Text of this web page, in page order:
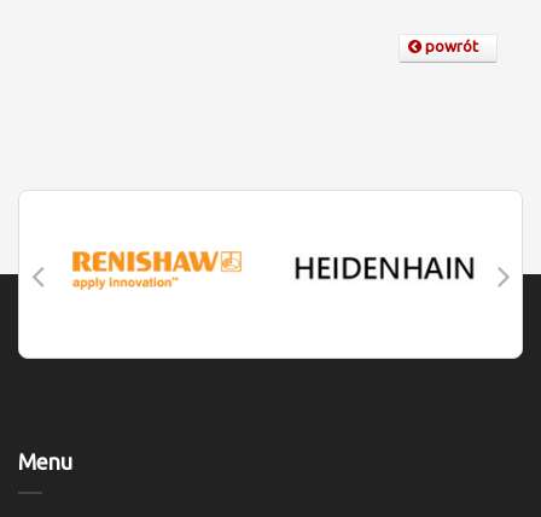
powrót
Menu